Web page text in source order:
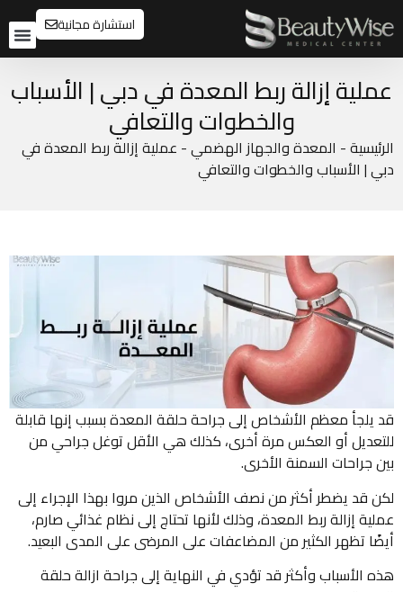
استشارة مجانية
عملية إزالة ربط المعدة في دبي | الأسباب
والخطوات والتعافي
الرئيسية- المعدة والجهاز الهضمي- عملية إزالة ربط المعدة في
دبي | الأسباب والخطوات والتعافي
قد يلجأ معظم الأشخاص إلى جراحة حلقة المعدة بسبب إنها قابلة
للتعديل أو العكس مرة أخرى، كذلك هي الأقل توغل جراحي من
بين جراحات السمنة الأخرى.
لكن قد يضطر أكثر من نصف الأشخاص الذين مروا بهذا الإجراء إلى
عملية إزالة ربط المعدة، وذلك لأنها تحتاج إلى نظام غذائي صارم،
أيضًا تظهر الكثير من المضاعفات على المرضى على المدى البعيد.
هذه الأسباب وأكثر قد تؤدي في النهاية إلى جراحة ازالة حلقة